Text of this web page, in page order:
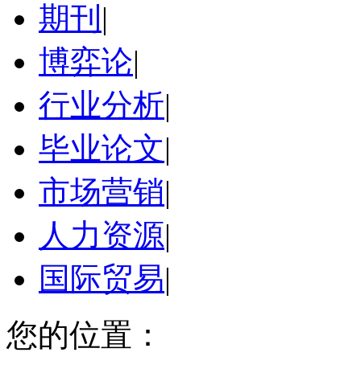
期刊 |
博弈论|
行业分析|
毕业论文|
市场营销|
人力资源|
国际贸易|
您的位置：